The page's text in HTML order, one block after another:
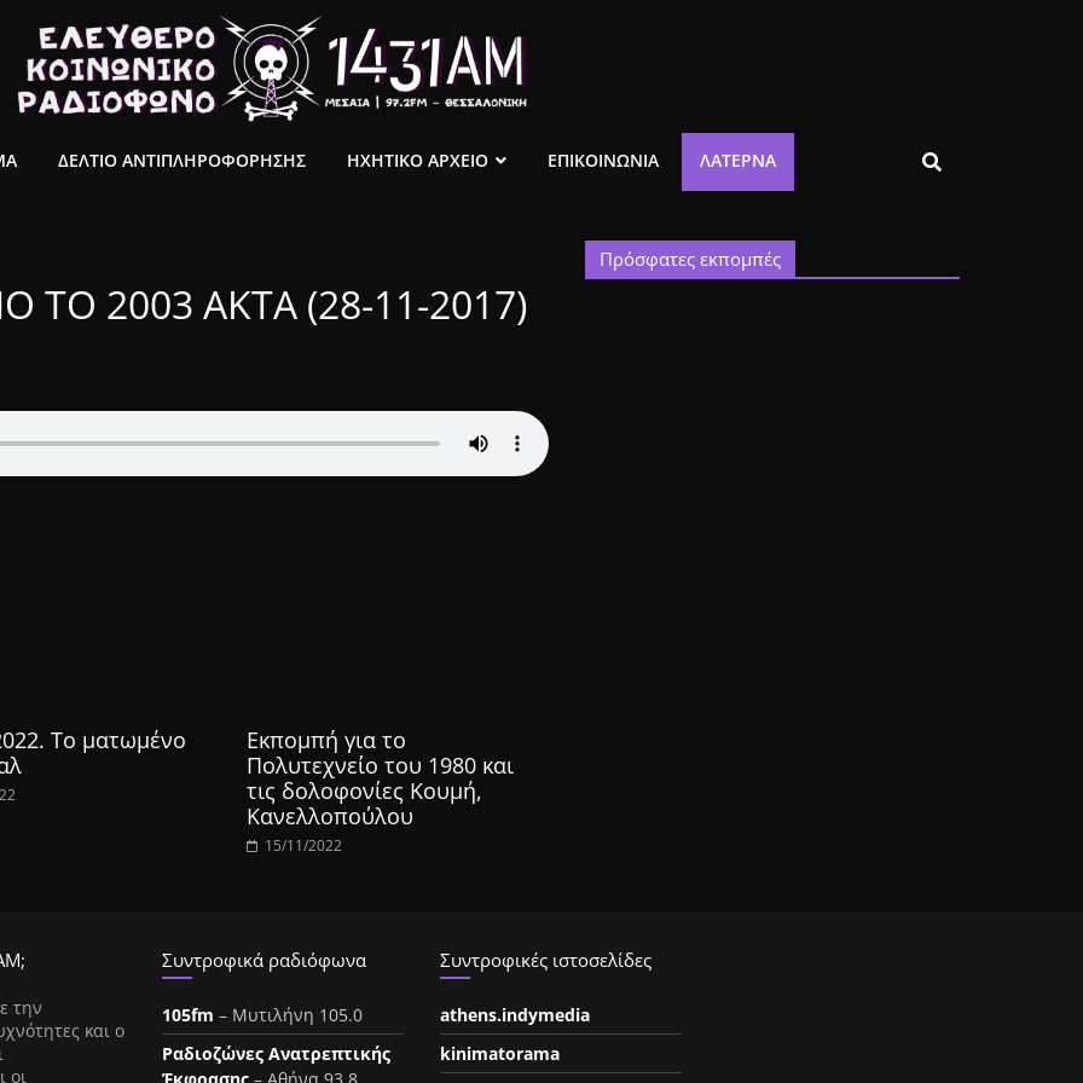
ΔΕΛΤΙΟ ΑΝΤΙΠΛΗΡΟΦΟΡΗΣΗΣ ΗΧΗΤΙΚΟ ΑΡΧΕΙΟ ΕΠΙΚΟΙΝΩΝΙΑ ΛΑΤΈΡΝΑ
2003 ΑΚΤΑ (28-11-2017)
Το ματωμένο
Εκπομπή για το
Πολυτεχνείο του 1980 και
τις δολοφονίες Κουμή,
Κανελλοπούλου
15/11/2022
Πρόσφατες εκπομπές
την
και ο
οι
Συντροφικά ραδιόφωνα
105fm – Μυτιλήνη 105.0
Ραδιοζώνες Ανατρεπτικής
Συντροφικές ιστοσελίδες
athens.indymedia
kinimatorama